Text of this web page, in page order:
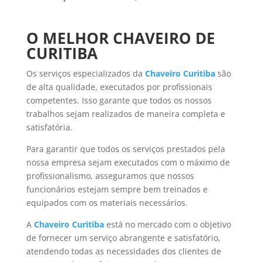
O MELHOR CHAVEIRO DE
CURITIBA
Os serviços especializados da Chaveiro Curitiba são
de alta qualidade, executados por profissionais
competentes. Isso garante que todos os nossos
trabalhos sejam realizados de maneira completa e
satisfatória.
Para garantir que todos os serviços prestados pela
nossa empresa sejam executados com o máximo de
profissionalismo, asseguramos que nossos
funcionários estejam sempre bem treinados e
equipados com os materiais necessários.
A Chaveiro Curitibaestá no mercado com o objetivo
de fornecer um serviço abrangente e satisfatório,
atendendo todas as necessidades dos clientes de